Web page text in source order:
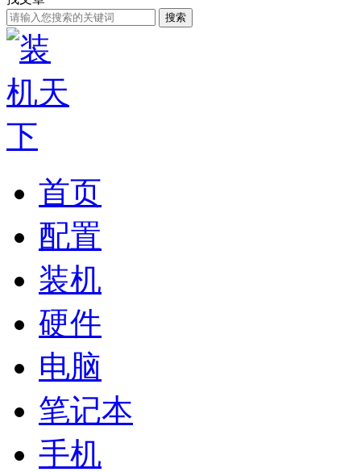
搜索
首页
配置
装机
硬件
电脑
笔记本
手机